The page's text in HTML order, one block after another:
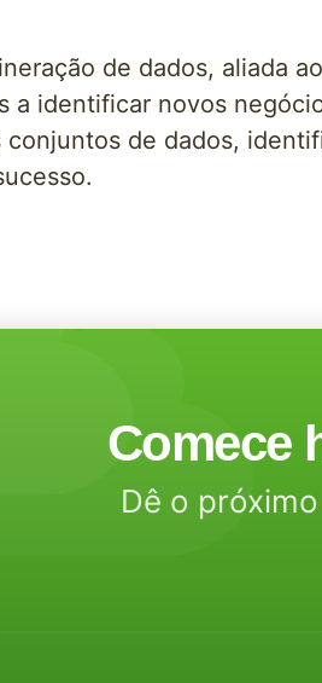
de dados, aliada
a identificar novos
conjuntos de dados,
Comece
Dê o